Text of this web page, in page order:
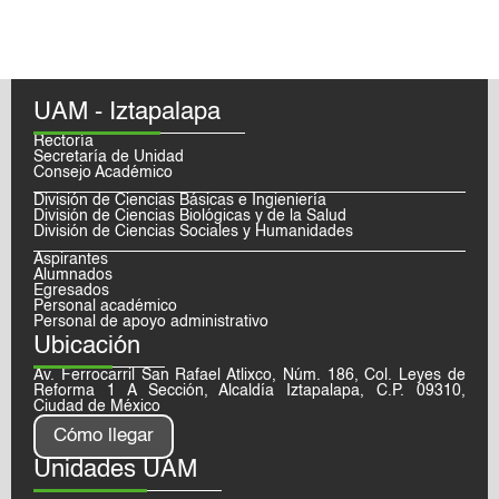
UAM - Iztapalapa
Rectoría
Secretaría de Unidad
Consejo Académico
División de Ciencias Básicas e Ingieniería
División de Ciencias Biológicas y de la Salud
División de Ciencias Sociales y Humanidades
Aspirantes
Alumnados
Egresados
Personal académico
Personal de apoyo administrativo
Ubicación
Av. Ferrocarril San Rafael Atlixco, Núm. 186, Col. Leyes de
Reforma 1 A Sección, Alcaldía Iztapalapa, C.P. 09310,
Ciudad de México
Cómo llegar
Unidades UAM